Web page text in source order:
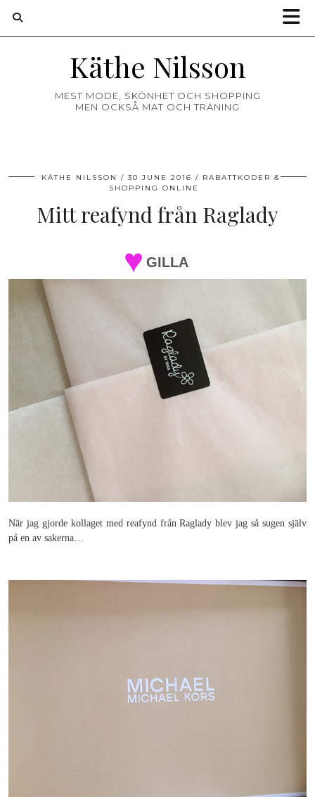
Käthe Nilsson
MEST MODE, SKÖNHET OCH SHOPPING
MEN OCKSÅ MAT OCH TRÄNING
KÄTHE NILSSON 30 JUNE 2016
RABATTKODER &
SHOPPING ONLINE
Mitt reafynd från Raglady
GILLA
När jag gjorde kollaget med reafynd från Raglady blev jag så sugen själv
på en av sakerna…